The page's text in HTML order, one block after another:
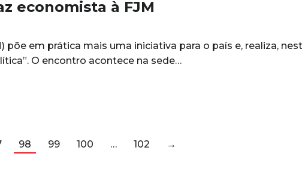
economista à FJM
põe em prática mais uma iniciativa para o país e, realiza,
O encontro acontece na sede…
98 99 100 … 102 →